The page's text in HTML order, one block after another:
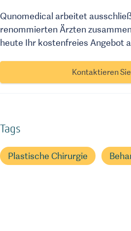
Qunomedical arbeitet
renommierten Ärzten
heute Ihr kostenfreies Angebot
Kontaktieren
Tags
Plastische Chirurgie